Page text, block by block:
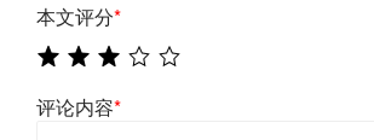
本文评分*
评论内容*